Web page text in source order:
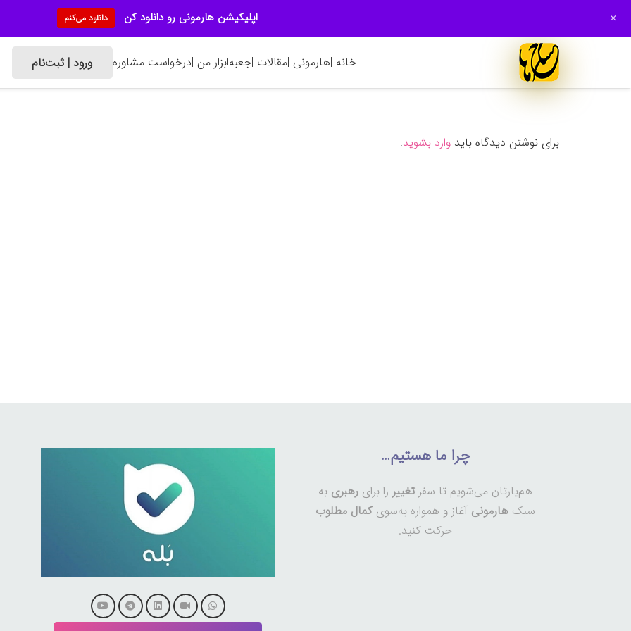
خانه |هارمونی |مقالات |جعبه‌ابزار من |درخواست مشاوره ورود | ثبت‌نام
برای نوشتن دیدگاه باید وارد بشوید.
چرا ما هستیم…
هم‌یارتان می‌شویم تا سفر تغییر را برای رهبری به
سبک هارمونی آغاز و همواره به‌سوی کمال مطلوب
حرکت کنید.
اپلیکیشن هارمونی رو دانلود کن دانلود می‌کنم +